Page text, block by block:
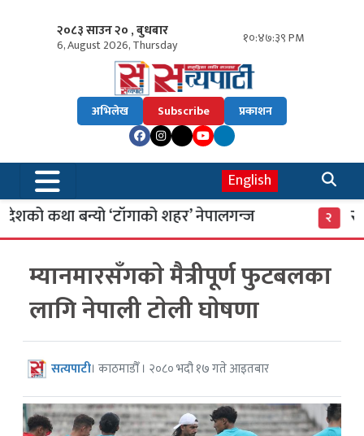
२०८३ साउन २० , बुधबार
6, August 2026, Thursday १०:४७:४० PM
अभिलेख Subscribe प्रकाशन
English
कथा बन्यो ‘टाँगाको शहर’ नेपालगन्ज
म्यानमारसँगकाे मैत्रीपूर्ण फुटबलका
लागि नेपाली टाेली घाेषणा
सत्यपाटी। काठमाडौँ । २०८० भदौ १७ गते आइतबार